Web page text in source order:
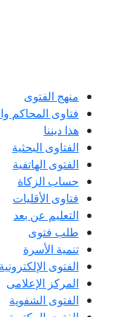
منهج الفتوى
فتاوى المحاكم
هذا ديننا
الفتاوى البحثية
الفتوى الهاتفية
حساب الزكاة
فتاوى الأقليات
التعليم عن بعد
طلب فتوى
تنمية الأسرة
الفتوى الإلكترونية
المركز الإعلامى
الفتوى الشفوية